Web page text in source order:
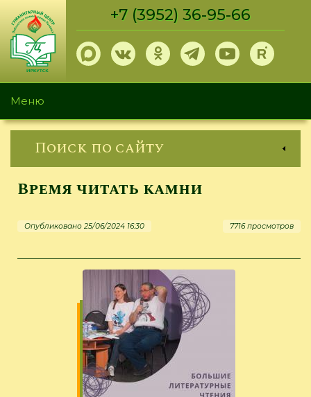
Перейти
основному
содержанию
+7 (3952) 36-95-66
Меню
Поиск по сайту
Время читать камни
Опубликовано 25/06/2024 16:30 7716 просмотров